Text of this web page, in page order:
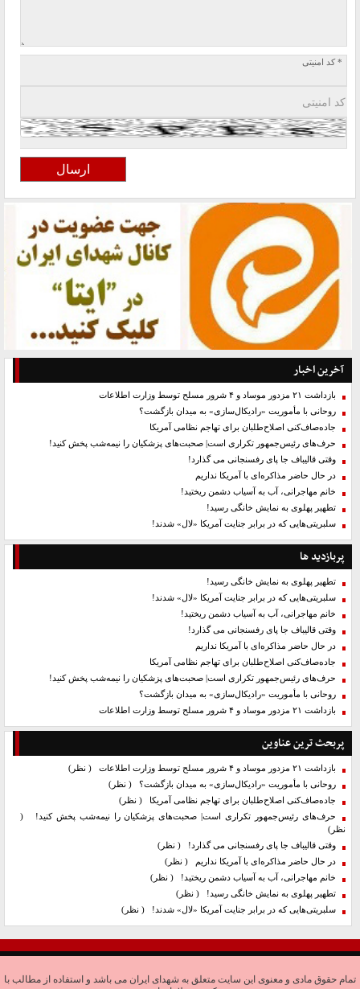
* کد امنیتی
آخرین اخبار
بازداشت ۲۱ مزدور موساد و ۴ شرور مسلح توسط وزارت اطلاعات
روحانی با مأموریت «رادیکال‌سازی» به میدان بازگشت؟
جاده‌صاف‌کنی اصلاح‌طلبان برای تهاجم نظامی آمریکا
حرف‌های رئیس‌جمهور تکراری است| صحبت‌های پزشکیان را نیمه‌شب پخش کنید!
وقتی قالیباف جا پای رفسنجانی می گذارد!
در حال حاضر مذاکره‌ای با آمریکا نداریم
خانم مهاجرانی، آب به آسیاب دشمن ریختید!
تطهیر پهلوی به نمایش خانگی رسید!
سلبریتی‌هایی که در برابر جنایت آمریکا «لال» شدند!
پربازدید ها
تطهیر پهلوی به نمایش خانگی رسید!
سلبریتی‌هایی که در برابر جنایت آمریکا «لال» شدند!
خانم مهاجرانی، آب به آسیاب دشمن ریختید!
وقتی قالیباف جا پای رفسنجانی می گذارد!
در حال حاضر مذاکره‌ای با آمریکا نداریم
جاده‌صاف‌کنی اصلاح‌طلبان برای تهاجم نظامی آمریکا
حرف‌های رئیس‌جمهور تکراری است| صحبت‌های پزشکیان را نیمه‌شب پخش کنید!
روحانی با مأموریت «رادیکال‌سازی» به میدان بازگشت؟
بازداشت ۲۱ مزدور موساد و ۴ شرور مسلح توسط وزارت اطلاعات
پربحث ترین عناوین
بازداشت ۲۱ مزدور موساد و ۴ شرور مسلح توسط وزارت اطلاعات
( نظر)
روحانی با مأموریت «رادیکال‌سازی» به میدان بازگشت؟ ( نظر)
جاده‌صاف‌کنی اصلاح‌طلبان برای تهاجم نظامی آمریکا
( نظر)
حرف‌های رئیس‌جمهور تکراری است| صحبت‌های پزشکیان را نیمه‌شب پخش کنید!
(
نظر)
وقتی قالیباف جا پای رفسنجانی می گذارد! ( نظر)
در حال حاضر مذاکره‌ای با آمریکا نداریم
( نظر)
خانم مهاجرانی، آب به آسیاب دشمن ریختید! ( نظر)
تطهیر پهلوی به نمایش خانگی رسید! ( نظر)
سلبریتی‌هایی که در برابر جنایت آمریکا «لال» شدند! ( نظر)
تمام حقوق مادی و معنوی این سایت متعلق به شهدای ایران می باشد و استفاده از مطالب با